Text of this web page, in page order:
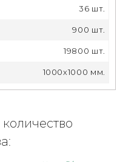
36 шт.
900 шт.
19800 шт.
1000х1000 мм.